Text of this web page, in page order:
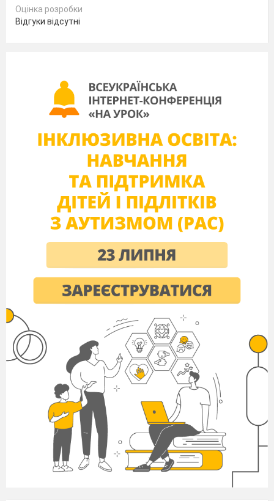
Оцінка розробки
Відгуки відсутні